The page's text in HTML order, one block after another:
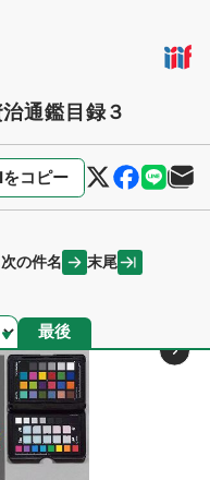
治通鑑目録３
をコピー
次の件名 末尾
最後